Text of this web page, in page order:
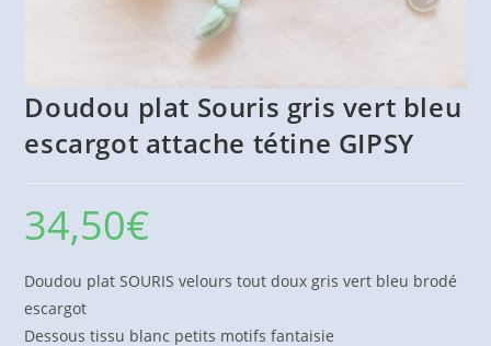
Doudou plat Souris gris vert bleu
escargot attache tétine GIPSY
34,50€
Doudou plat SOURIS velours tout doux gris vert bleu brodé
escargot
Dessous tissu blanc petits motifs fantaisie